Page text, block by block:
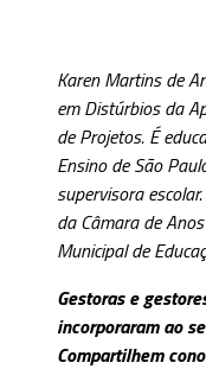
Karen Martins de
em Distúrbios da
de Projetos. É
Ensino de São
supervisora
da Câmara de
Municipal de
Gestoras e
incorporaram ao
Compartilhem